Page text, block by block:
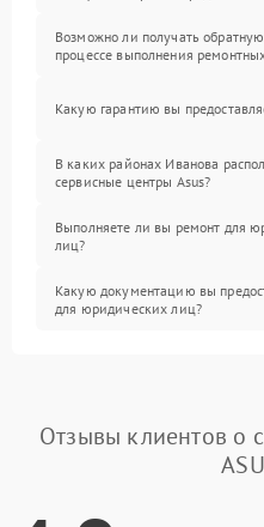
Возможно ли получать
процессе выполнения
Какую гарантию вы
В каких районах Иванова
сервисные центры Asus?
Выполняете ли вы ремонт для
лиц?
Какую документацию вы
для юридических лиц?
Отзывы клиентов о